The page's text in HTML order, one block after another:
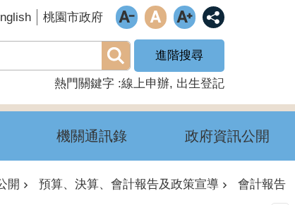
桃園市政府
進階搜尋
熱門關鍵字 線上申辦 出生登記
機關通訊錄 政府資訊公開
開 預算、決算、會計報告及政策宣導 會計報告